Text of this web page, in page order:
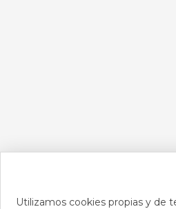
Utilizamos cookies propias y de